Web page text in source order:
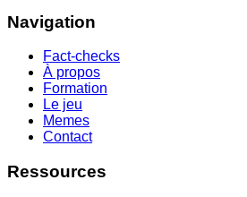
Navigation
Fact-checks
À propos
Formation
Le jeu
Memes
Contact
Ressources